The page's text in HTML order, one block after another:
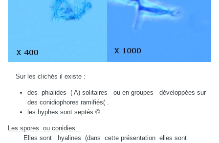
Sur les clichés il existe :
des phialides ( A) solitaires ou en groupes développées sur
des conidiophores ramifiés( .
les hyphes sont septés ©.
Les spores ou conidies
Elles sont hyalines (dans cette présentation elles sont